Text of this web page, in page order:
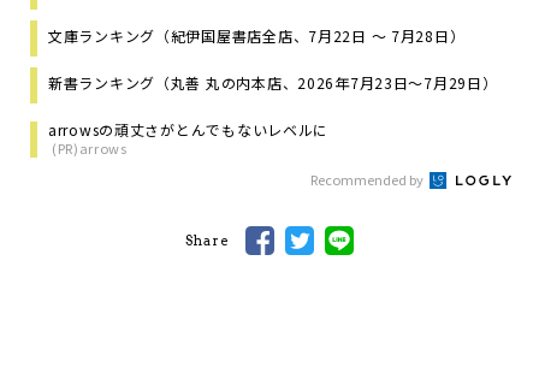
文庫ランキング（紀伊国屋書店全店、7月22日 ～ 7月28日）
新書ランキング（丸善 丸の内本店、2026年7月23日～7月29日）
arrowsの頑丈さがとんでもないレベルに
(PR)arrows
Recommended by
Share